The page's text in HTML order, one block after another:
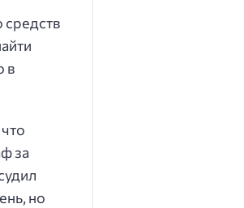
средств
в
за
но